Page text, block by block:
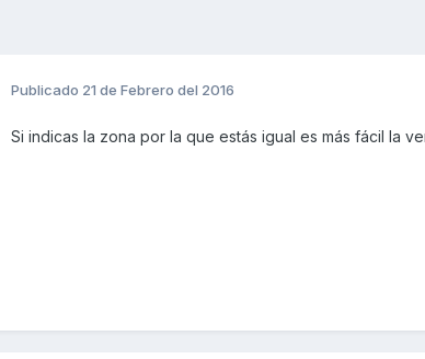
Publicado 21 de Febrero del 2016
Si indicas la zona por la que estás igual es más fácil la